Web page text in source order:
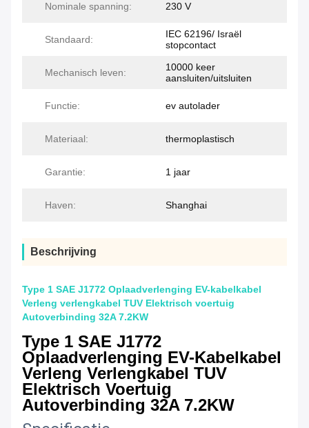
Nominale spanning: 230 V
Standaard:
IEC 62196/ Israël
stopcontact
Mechanisch leven:
10000 keer
aansluiten/uitsluiten
Functie: ev autolader
Materiaal: thermoplastisch
Garantie: 1 jaar
Haven: Shanghai
Beschrijving
Type 1 SAE J1772 Oplaadverlenging EV-kabelkabel
Verleng verlengkabel TUV Elektrisch voertuig
Autoverbinding 32A 7.2KW
Type 1 SAE J1772
Oplaadverlenging EV-Kabelkabel
Verleng Verlengkabel TUV
Elektrisch Voertuig
Autoverbinding 32A 7.2KW